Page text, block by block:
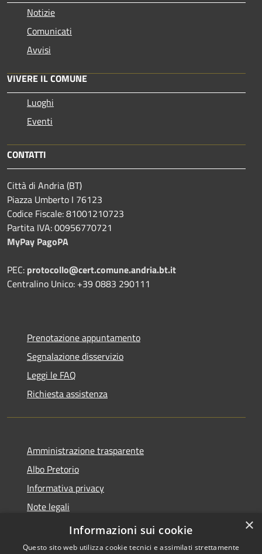
Notizie
Comunicati
Avvisi
VIVERE IL COMUNE
Luoghi
Eventi
CONTATTI
Città di Andria (BT)
Piazza Umberto I 76123
Codice Fiscale: 81001210723
Partita IVA: 00956770721
MyPay PagoPA
PEC: protocollo@cert.comune.andria.bt.it
Centralino Unico: +39 0883 290111
Prenotazione appuntamento
Segnalazione disservizio
Leggi le FAQ
Richiesta assistenza
Amministrazione trasparente
Albo Pretorio
Informativa privacy
Note legali
Dichiarazione di accessibilità
×
Informazioni sui cookie
Questo sito web utilizza cookie tecnici e assimilati strettamente